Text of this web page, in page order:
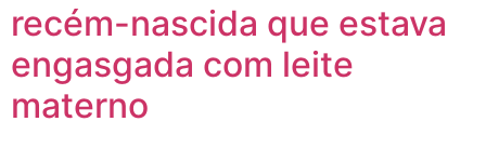
recém-nascida que estava
engasgada com leite
materno